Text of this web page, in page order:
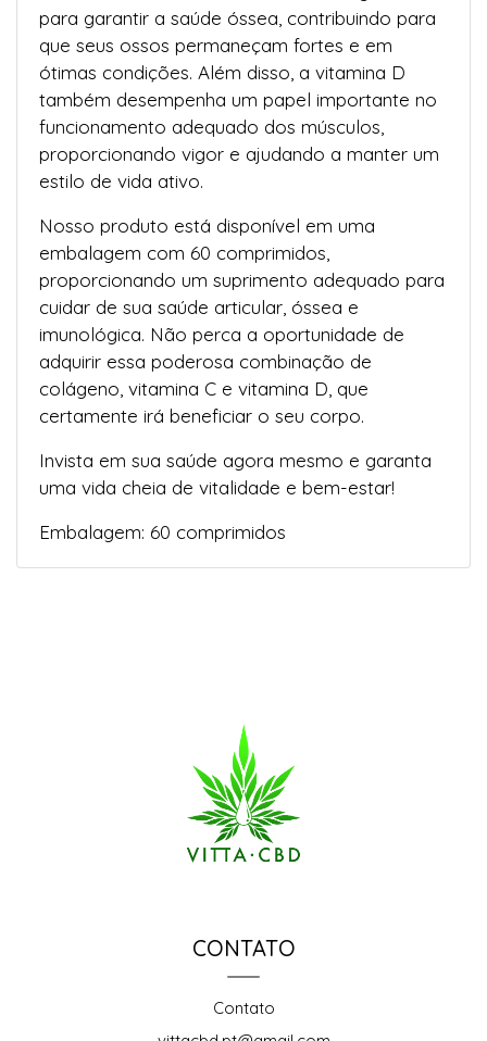
para garantir a saúde óssea, contribuindo para
que seus ossos permaneçam fortes e em
ótimas condições. Além disso, a vitamina D
também desempenha um papel importante no
funcionamento adequado dos músculos,
proporcionando vigor e ajudando a manter um
estilo de vida ativo.
Nosso produto está disponível em uma
embalagem com 60 comprimidos,
proporcionando um suprimento adequado para
cuidar de sua saúde articular, óssea e
imunológica. Não perca a oportunidade de
adquirir essa poderosa combinação de
colágeno, vitamina C e vitamina D, que
certamente irá beneficiar o seu corpo.
Invista em sua saúde agora mesmo e garanta
uma vida cheia de vitalidade e bem-estar!
Embalagem: 60 comprimidos
CONTATO
Contato